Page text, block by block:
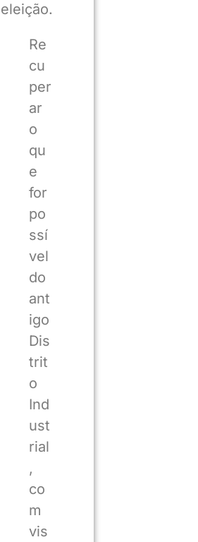
eleição.
Re
cu
per
ar
o
qu
e
for
po
ssí
vel
do
ant
igo
Dis
trit
o
Ind
ust
rial
,
co
m
vis